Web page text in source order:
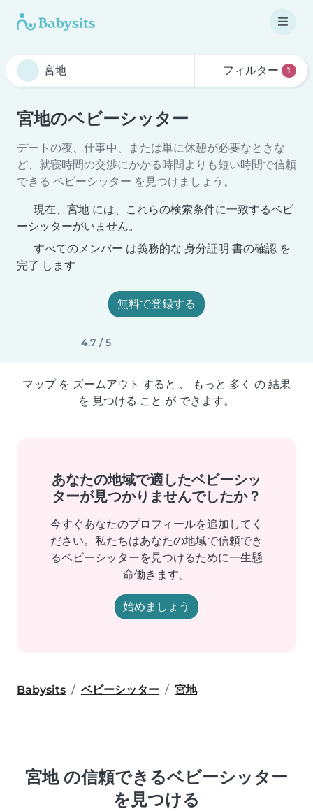
フィルター 1
宮地のベビーシッター
デートの夜、仕事中、または単に休憩が必要なときな
ど、就寝時間の交渉にかかる時間よりも短い時間で信頼
できる ベビーシッター を見つけましょう。
現在、宮地 には、これらの検索条件に一致するベビ
ーシッターがいません。
すべてのメンバー は義務的な 身分証明 書の確認 を
完了 します
無料で登録する
4.7 / 5
マップ を ズームアウト すると 、 もっと 多く の 結果
を 見つける こと が できます。
あなたの地域で適したベビーシッ
ターが見つかりませんでしたか？
今すぐあなたのプロフィールを追加してく
ださい。私たちはあなたの地域で信頼でき
るベビーシッターを見つけるために一生懸
命働きます。
始めましょう
Babysits ベビーシッター 宮地
宮地 の信頼できるベビーシッター
を見つける